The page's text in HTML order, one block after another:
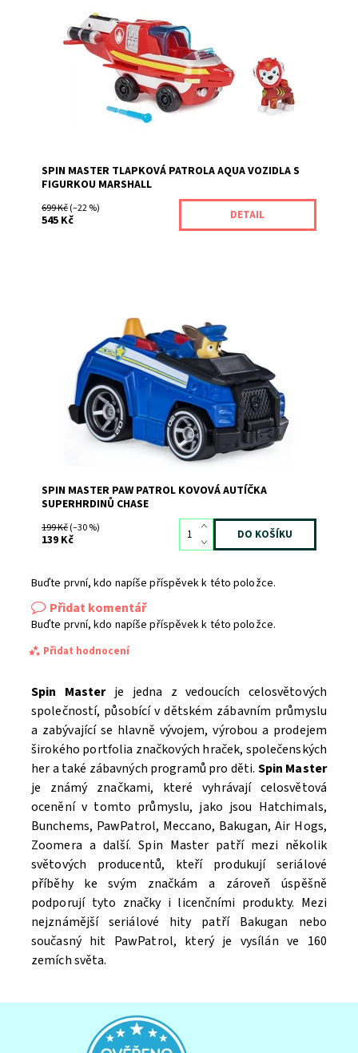
Dostupnost:
10794
Značka:
SPIN MASTER
SPIN MASTER TLAPKOVÁ PATROLA AQUA VOZIDLA S
FIGURKOU MARSHALL
699 Kč(–22 %)
545 Kč DETAIL
Vyber si do své sbírky kovové autíčko s Chasem!
Dostupnost:
Skladem>3
6587
Značka:
SPIN MASTER
SPIN MASTER PAW PATROL KOVOVÁ AUTÍČKA
SUPERHRDINŮ CHASE
199 Kč(–30 %)
139 Kč
Buďte první, kdo napíše příspěvek k této položce.
Přidat komentář
Buďte první, kdo napíše příspěvek k této položce.
Přidat hodnocení
Souhlasím seZpracováním osobních údajů.
Spin Masterje jedna z vedoucích celosvětových
společností, působící v dětském zábavním průmyslu
a zabývající se hlavně vývojem, výrobou a prodejem
širokého portfolia značkových hraček, společenských
her a také zábavných programů pro děti. Spin Master
je známý značkami, které vyhrávají celosvětová
ocenění v tomto průmyslu, jako jsou Hatchimals,
Bunchems, PawPatrol, Meccano, Bakugan, Air Hogs,
Zoomera a další. Spin Master patří mezi několik
světových producentů, kteří produkují seriálové
příběhy ke svým značkám a zároveň úspěšně
podporují tyto značky i licenčními produkty. Mezi
nejznámější seriálové hity patří Bakugan nebo
současný hit PawPatrol, který je vysílán ve 160
zemích světa.